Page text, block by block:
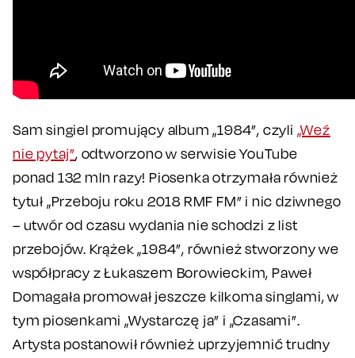
Sam singiel promujący album „1984”, czyli „Weź
nie pytaj”, odtworzono w serwisie YouTube
ponad 132 mln razy! Piosenka otrzymała również
tytuł „Przeboju roku 2018 RMF FM” i nic dziwnego
– utwór od czasu wydania nie schodzi z list
przebojów. Krążek „1984”, również stworzony we
współpracy z Łukaszem Borowieckim, Paweł
Domagała promował jeszcze kilkoma singlami, w
tym piosenkami „Wystarczę ja” i „Czasami”.
Artysta postanowił również uprzyjemnić trudny